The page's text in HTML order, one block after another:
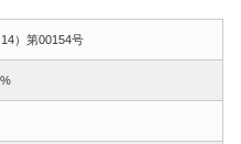
）第00154号